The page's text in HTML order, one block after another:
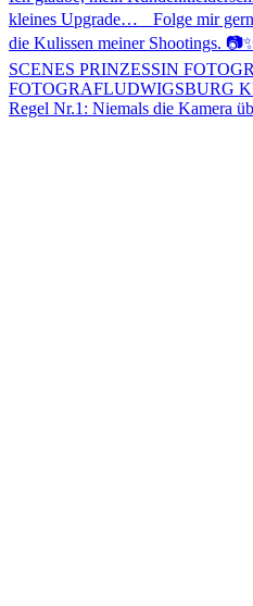
Regel Nr.1: Niemals die Kamera